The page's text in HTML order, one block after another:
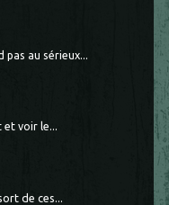
pas au sérieux...
et voir le...
de ces...